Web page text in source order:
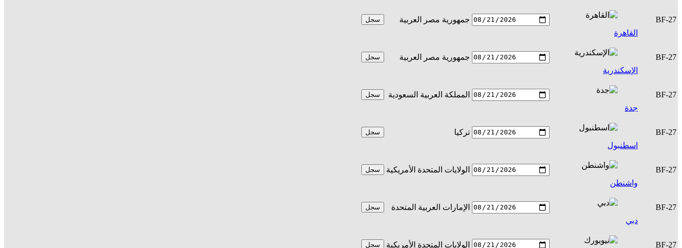
BF-27
القاهرة
جمهورية مصر العربية سجل
BF-27
الإسكندرية
جمهورية مصر العربية سجل
BF-27
جدة
المملكة العربية السعودية سجل
BF-27
اسطنبول
تركيا سجل
BF-27
واشنطن
الولايات المتحدة الأمريكية سجل
BF-27
دبي
الإمارات العربية المتحدة سجل
BF-27
الولايات المتحدة الأمريكية سجل